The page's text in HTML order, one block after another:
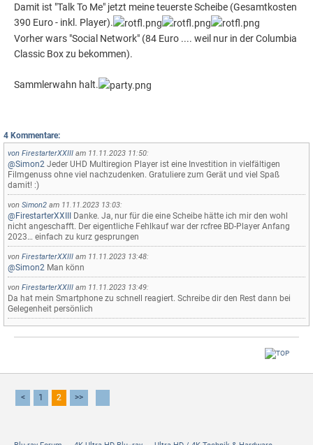
Damit ist "Talk To Me" jetzt meine teuerste Scheibe (Gesamtkosten
390 Euro - inkl. Player).
Vorher wars "Social Network" (84 Euro .... weil nur in der Columbia
Classic Box zu bekommen).
Sammlerwahn halt.
4 Kommentare:
von FirestarterXXIII am 11.11.2023 11:50:
@Simon2 Jeder UHD Multiregion Player ist eine Investition in vielfältigen
Filmgenuss ohne viel nachzudenken. Gratuliere zum Gerät und viel Spaß
damit! :)
von Simon2 am 11.11.2023 13:03:
@FirestarterXXIII
Danke. Ja, nur für die eine Scheibe hätte ich mir den wohl
nicht angeschafft. Der eigentliche Fehlkauf war der rcfree BD-Player Anfang
2023… einfach zu kurz gesprungen
von FirestarterXXIII am 11.11.2023 13:48:
@Simon2 Man könn
von FirestarterXXIII am 11.11.2023 13:49:
Da hat mein Smartphone zu schnell reagiert. Schreibe dir den Rest dann bei
Gelegenheit persönlich
< 1 2 >>